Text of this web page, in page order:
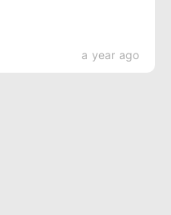
a year ago